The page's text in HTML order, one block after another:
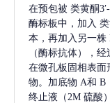
在预包被 类黄酮
酶标板中，加入
本，再加入另一株
（酶标抗体），
在微孔板固相表面
物。加底物 A和 B
终止液（2M 硫酸